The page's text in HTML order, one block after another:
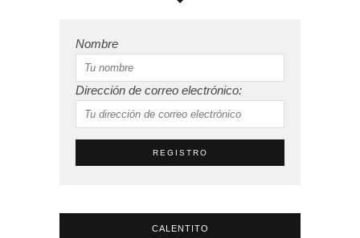
Nombre
Dirección de correo electrónico:
CALENTITO